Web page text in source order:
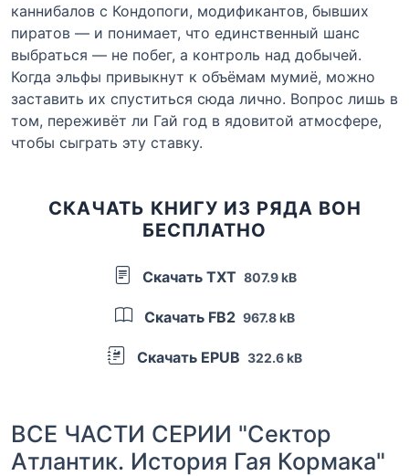
каннибалов с Кондопоги, модификантов, бывших
пиратов — и понимает, что единственный шанс
выбраться — не побег, а контроль над добычей.
Когда эльфы привыкнут к объёмам мумиё, можно
заставить их спуститься сюда лично. Вопрос лишь в
том, переживёт ли Гай год в ядовитой атмосфере,
чтобы сыграть эту ставку.
СКАЧАТЬ КНИГУ ИЗ РЯДА ВОН
БЕСПЛАТНО
Скачать TXT 807.9 kB
Скачать FB2 967.8 kB
Скачать EPUB 322.6 kB
ВСЕ ЧАСТИ СЕРИИ "Сектор
Атлантик. История Гая Кормака"